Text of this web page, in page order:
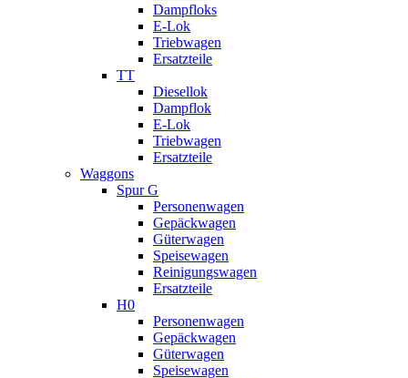
Dampfloks
E-Lok
Triebwagen
Ersatzteile
TT
Diesellok
Dampflok
E-Lok
Triebwagen
Ersatzteile
Waggons
Spur G
Personenwagen
Gepäckwagen
Güterwagen
Speisewagen
Reinigungswagen
Ersatzteile
H0
Personenwagen
Gepäckwagen
Güterwagen
Speisewagen